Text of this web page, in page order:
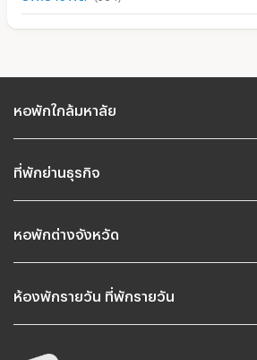
หอพักใกล้มหาลัย
ที่พักย่านธุรกิจ
หอพักต่างจังหวัด
ห้องพักรายวัน ที่พักรายวัน